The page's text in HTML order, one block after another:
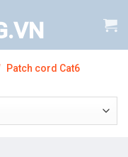
Patch cord Cat6